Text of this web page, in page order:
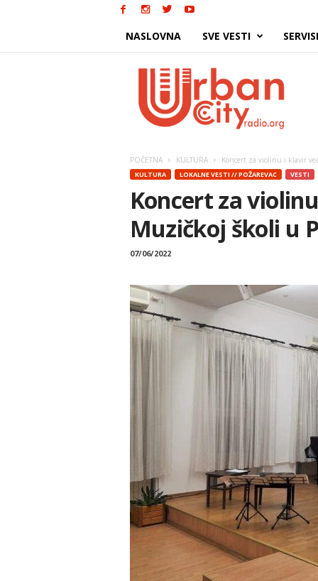
NASLOVNA SVE VESTI
POČETNA KULTURA Koncert za violinu i klavir
KULTURA LOKALNE VESTI // POŽAREVAC VESTI
Koncert za
Muzičkoj školi u
07/06/2022